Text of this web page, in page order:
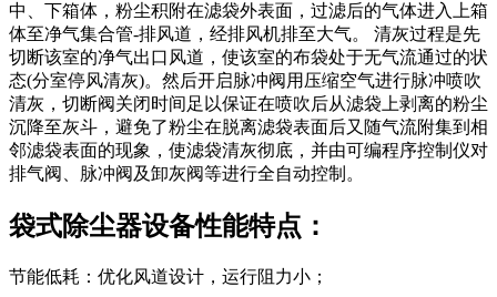
中、下箱体，粉尘积附在滤袋外表面，过滤后的气体进入上箱
体至净气集合管-排风道，经排风机排至大气。 清灰过程是先
切断该室的净气出口风道，使该室的布袋处于无气流通过的状
态(分室停风清灰)。然后开启脉冲阀用压缩空气进行脉冲喷吹
清灰，切断阀关闭时间足以保证在喷吹后从滤袋上剥离的粉尘
沉降至灰斗，避免了粉尘在脱离滤袋表面后又随气流附集到相
邻滤袋表面的现象，使滤袋清灰彻底，并由可编程序控制仪对
排气阀、脉冲阀及卸灰阀等进行全自动控制。
袋式除尘器设备性能特点：
节能低耗：优化风道设计，运行阻力小；